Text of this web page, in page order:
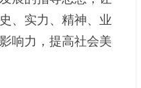
、实力、精神、业
响力，提高社会美